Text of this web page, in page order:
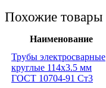
Похожие товары
Наименование
Трубы электросварные
круглые 114x3.5 мм
ГОСТ 10704-91 Ст3